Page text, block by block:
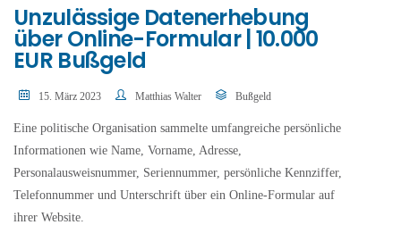
Unzulässige Datenerhebung
über Online-Formular | 10.000
EUR Bußgeld
15. März 2023 Matthias Walter Bußgeld
Eine politische Organisation sammelte umfangreiche persönliche
Informationen wie Name, Vorname, Adresse,
Personalausweisnummer, Seriennummer, persönliche Kennziffer,
Telefonnummer und Unterschrift über ein Online-Formular auf
ihrer Website.